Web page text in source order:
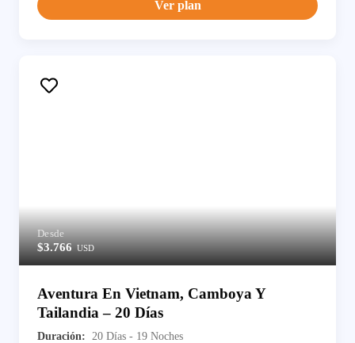
Ver plan
Desde
$3.766USD
Aventura En Vietnam, Camboya Y
Tailandia – 20 Días
Duración:
20 Días - 19 Noches